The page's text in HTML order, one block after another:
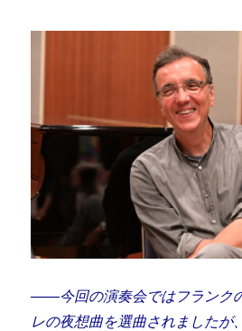
――今回の演奏会ではフランク
レの夜想曲を選曲されましたが